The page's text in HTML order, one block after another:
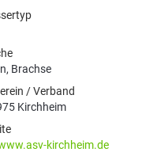
Brachse
/ Verband
Kirchheim
kirchheim.de